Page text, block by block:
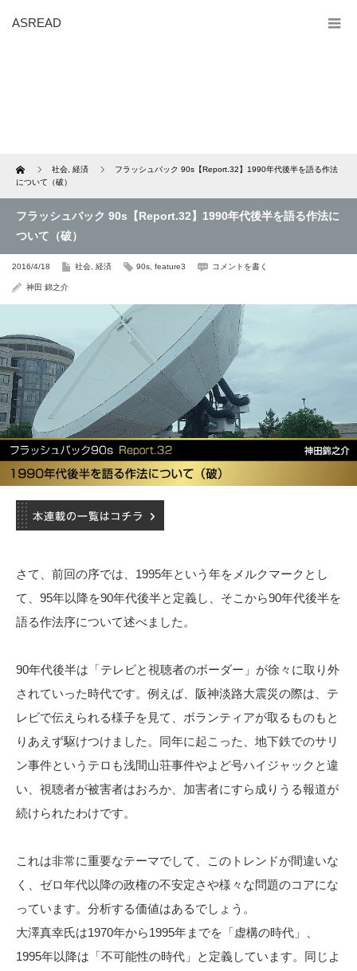
ASREAD
Home 社会 経済
フラッシュバック 90s【Report.32】1990年代後半を語る作法
について（破）
フラッシュバック 90s【Report.32】1990年代後半を語る作法に
ついて（破）
2016/4/18 社会 経済 90s feature3 コメントを書く
神田 錦之介
さて、前回の序では、1995年という年をメルクマークとし
て、95年以降を90年代後半と定義し、そこから90年代後半を
語る作法序について述べました。
90年代後半は「テレビと視聴者のボーダー」が徐々に取り外
されていった時代です。例えば、阪神淡路大震災の際は、テ
レビで伝えられる様子を見て、ボランティアが取るものもと
りあえず駆けつけました。同年に起こった、地下鉄でのサリ
ン事件というテロも浅間山荘事件やよど号ハイジャックと違
い、視聴者が被害者はおろか、加害者にすら成りうる報道が
続けられたわけです。
これは非常に重要なテーマでして、このトレンドが間違いな
く、ゼロ年代以降の政権の不安定さや様々な問題のコアにな
っています。分析する価値はあるでしょう。
大澤真幸氏は1970年から1995年までを「虚構の時代」、
1995年以降は「不可能性の時代」と定義しています。同じよ